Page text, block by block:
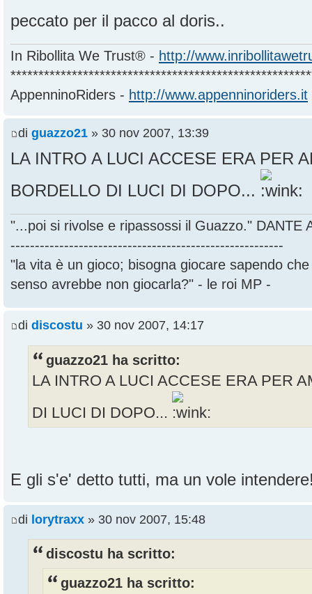
peccato per il pacco al doris..
In Ribollita We Trust® - http://
AppenninoRiders - http://www.appenninoriders.it
di guazzo21 » 30 nov 2007, 13:39
LA INTRO A LUCI ACCESE ERA PER
BORDELLO DI LUCI DI DOPO...
"...poi si rivolse e ripassossi il Guazzo." DANTE
--------------------------------------------------------
"la vita è un gioco; bisogna giocare sapendo
senso avrebbe non giocarla?" - le roi MP -
di discostu » 30 nov 2007, 14:17
guazzo21 ha scritto:
LA INTRO A LUCI ACCESE ERA PER
DI LUCI DI DOPO...
E gli s'e' detto tutti, ma un vole
di lorytraxx » 30 nov 2007, 15:48
discostu ha scritto:
guazzo21 ha scritto: